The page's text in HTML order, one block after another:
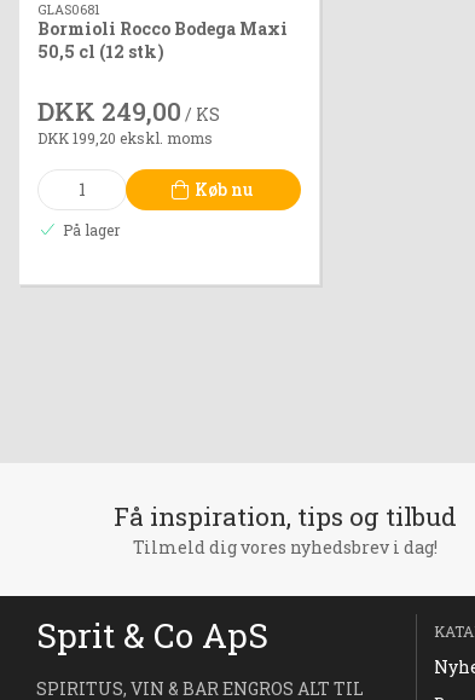
GLAS0681
Bormioli Rocco Bodega Maxi
50,5 cl (12 stk)
DKK 249,00 / KS
DKK 199,20 ekskl. moms
Køb nu
På lager
Få inspiration, tips og tilbud
Tilmeld dig vores nyhedsbrev i dag!
Sprit & Co ApS
SPIRITUS, VIN & BAR ENGROS ALT TIL